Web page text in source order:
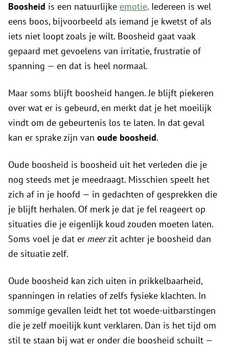
Boosheid is een natuurlijke emotie. Iedereen is wel
eens boos, bijvoorbeeld als iemand je kwetst of als
iets niet loopt zoals je wilt. Boosheid gaat vaak
gepaard met gevoelens van irritatie, frustratie of
spanning — en dat is heel normaal.
Maar soms blijft boosheid hangen. Je blijft piekeren
over wat er is gebeurd, en merkt dat je het moeilijk
vindt om de gebeurtenis los te laten. In dat geval
kan er sprake zijn van oude boosheid.
Oude boosheid is boosheid uit het verleden die je
nog steeds met je meedraagt. Misschien speelt het
zich af in je hoofd — in gedachten of gesprekken die
je blijft herhalen. Of merk je dat je fel reageert op
situaties die je eigenlijk koud zouden moeten laten.
Soms voel je dat er meerzit achter je boosheid dan
de situatie zelf.
Oude boosheid kan zich uiten in prikkelbaarheid,
spanningen in relaties of zelfs fysieke klachten. In
sommige gevallen leidt het tot woede-uitbarstingen
die je zelf moeilijk kunt verklaren. Dan is het tijd om
stil te staan bij wat er onder die boosheid schuilt —